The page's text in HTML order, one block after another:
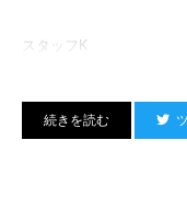
スタッフK